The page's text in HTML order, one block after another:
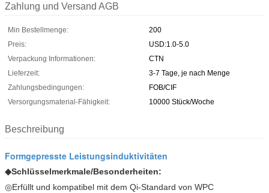
Zahlung und Versand AGB
Min Bestellmenge:
200
Preis:
USD:1.0-5.0
Verpackung Informationen:
CTN
Lieferzeit:
3-7 Tage, je nach Menge
Zahlungsbedingungen:
FOB/CIF
Versorgungsmaterial-Fähigkeit:
10000 Stück/Woche
Beschreibung
Formgepresste Leistungsinduktivitäten
◆Schlüsselmerkmale/Besonderheiten:
◎Erfüllt und kompatibel mit dem Qi-Standard von WPC